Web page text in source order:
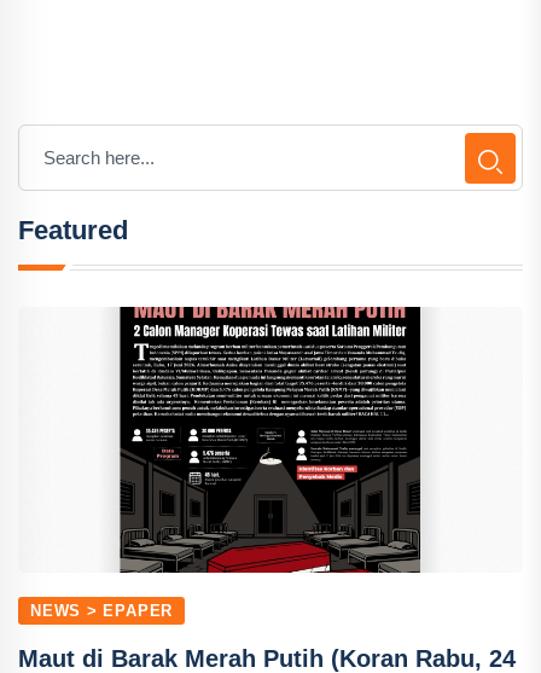
Featured
NEWS > EPAPER
Maut di Barak Merah Putih (Koran Rabu, 24